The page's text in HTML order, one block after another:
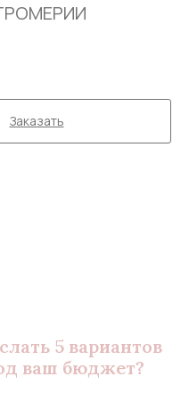
Заказать
5 вариантов
ваш бюджет?